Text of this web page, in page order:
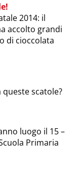
2014: il
accolto grandi
di cioccolata
scatole?
luogo il 15 –
Primaria